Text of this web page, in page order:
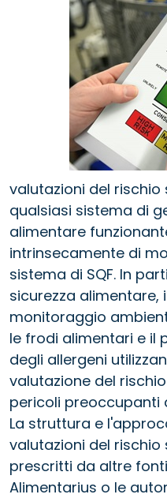
valutazioni del
qualsiasi sistema di
alimentare
intrinsecamente di
sistema di SQF. In
sicurezza
monitoraggio
le frodi alimentari e il
degli allergeni
valutazione del
pericoli preoccupanti
La struttura e
valutazioni del
prescritti da altre
Alimentarius o le